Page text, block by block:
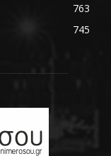
763
745